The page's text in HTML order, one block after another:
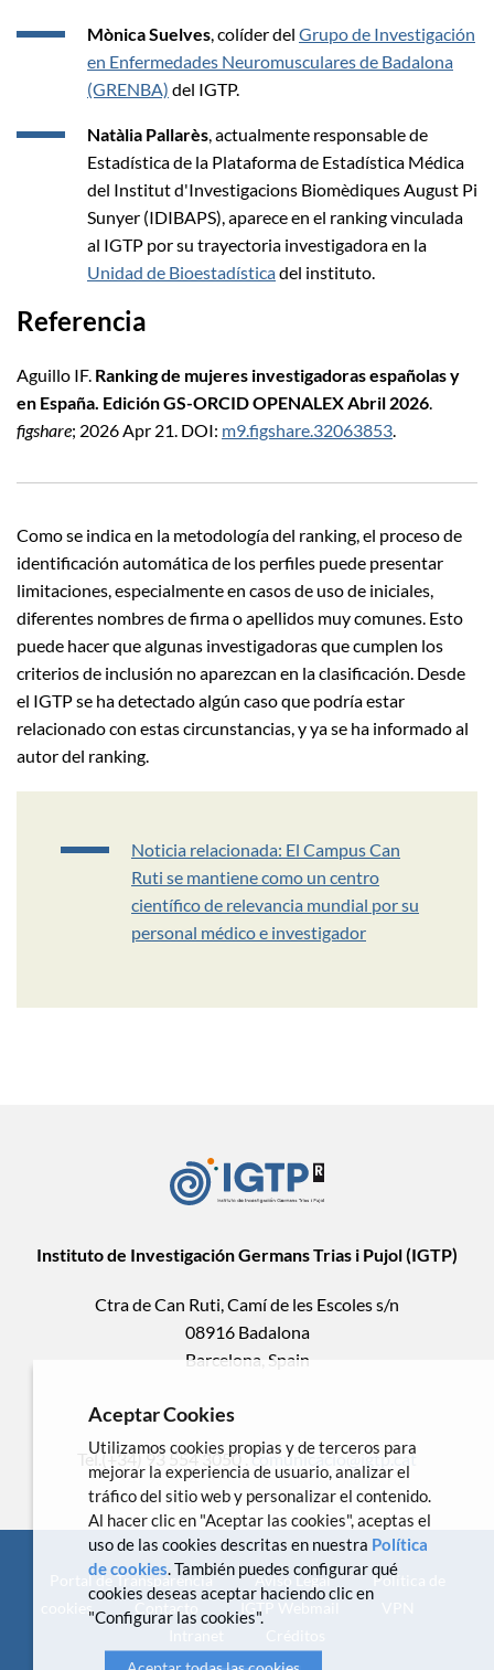
Mònica Suelves , colíder del Grupo de Investigación
en Enfermedades Neuromusculares de Badalona
(GRENBA) del IGTP.
Natàlia Pallarès , actualmente responsable de
Estadística de la Plataforma de Estadística Médica
del Institut d'Investigacions Biomèdiques August Pi
Sunyer (IDIBAPS), aparece en el ranking vinculada
al IGTP por su trayectoria investigadora en la
Unidad de Bioestadísticadel instituto.
Referencia
Aguillo IF. Ranking de mujeres investigadoras españolas y
en España. Edición GS-ORCID OPENALEX Abril 2026
figshare; 2026 Apr 21. DOI: m9.figshare.32063853
Como se indica en la metodología del ranking, el proceso de
identificación automática de los perfiles puede presentar
limitaciones, especialmente en casos de uso de iniciales,
diferentes nombres de firma o apellidos muy comunes. Esto
puede hacer que algunas investigadoras que cumplen los
criterios de inclusión no aparezcan en la clasificación. Desde
el IGTP se ha detectado algún caso que podría estar
relacionado con estas circunstancias, y ya se ha informado al
autor del ranking.
Noticia relacionada: El Campus Can
Ruti se mantiene como un centro
científico de relevancia mundial por su
personal médico e investigador
Instituto de Investigación Germans Trias i Pujol (IGTP)
Ctra de Can Ruti, Camí de les Escoles s/n
08916 Badalona
Barcelona, Spain
Tel.(+34) 93 554 3050 .comunicacio@igtp.cat
Portal de Transparencia Aviso Legal
Política de
cookies
Contacto IGTP Webmail
Aceptar Cookies
Utilizamos cookies propias y de terceros para
mejorar la experiencia de usuario, analizar el
tráfico del sitio web y personalizar el contenido.
Al hacer clic en "Aceptar las cookies", aceptas el
uso de las cookies descritas en nuestra Política
de cookies. También puedes configurar qué
cookies deseas aceptar haciendo clic en
"Configurar las cookies".